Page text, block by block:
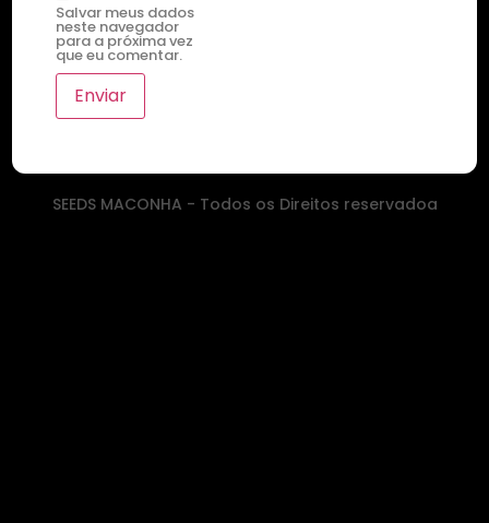
Salvar meus dados
neste navegador
para a próxima vez
que eu comentar.
SEEDS MACONHA - Todos os Direitos reservadoa